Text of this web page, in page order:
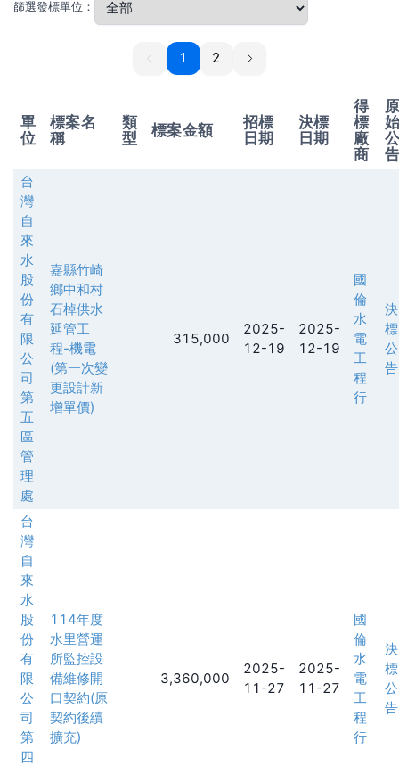
篩選發標單位：
11 2
單
位
標案名
稱
類
型
標案金額
招標
日期
決標
日期
得
標
廠
商
台
灣
自
來
水
股
份
有
限
公
司
第
五
區
管
理
處
嘉縣竹崎
鄉中和村
石棹供水
延管工
程-機電
(第一次變
更設計新
增單價)
315,000
2025-
12-19
2025-
12-19
國
倫
水
電
工
程
行
決
標
公
告
台
灣
自
來
水
股
份
有
限
公
司
第
四
114年度
水里營運
所監控設
備維修開
口契約(原
契約後續
擴充)
3,360,000
2025-
11-27
2025-
11-27
國
倫
水
電
工
程
行
決
標
公
告